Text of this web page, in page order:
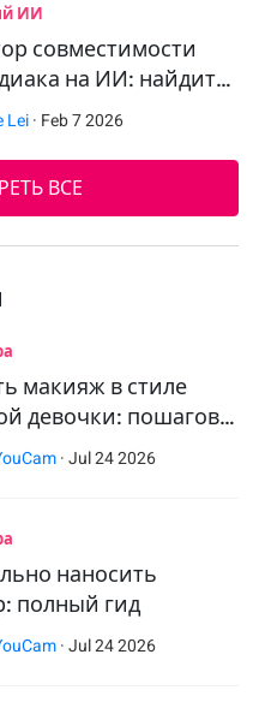
ИИ
совместимости
на ИИ: найдит…
Lei · Feb 7 2026
ВСЕ
макияж в стиле
девочки: пошагов…
·Jul 24 2026
наносить
полный гид
·Jul 24 2026